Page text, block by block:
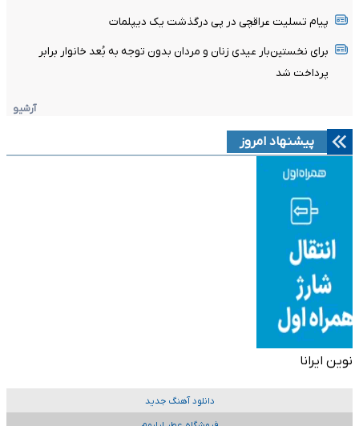
پیام تسلیت عراقچی در پی درگذشت یک دیپلمات
برای نخستین‌بار عیدی زنان و مردان بدون توجه به بُعد خانوار برابر
پرداخت شد
آرشیو
پیشنهاد امروز
نوین ایرانا
دانلود آهنگ جدید